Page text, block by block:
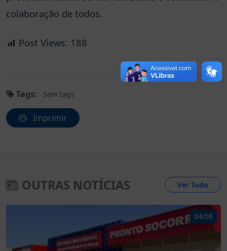
colaboração de todos.
Post Views: 188
Tags: Sem tags
Imprimir
OUTRAS NOTÍCIAS Ver Tudo
04/08